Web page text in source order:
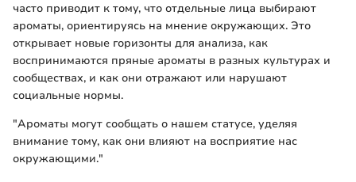
часто приводит к тому, что отдельные лица выбирают
ароматы, ориентируясь на мнение окружающих. Это
открывает новые горизонты для анализа, как
воспринимаются пряные ароматы в разных культурах и
сообществах, и как они отражают или нарушают
социальные нормы.
"Ароматы могут сообщать о нашем статусе, уделяя
внимание тому, как они влияют на восприятие нас
окружающими."